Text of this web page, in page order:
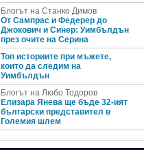
Блогът на Станко Димов
От Сампрас и Федерер до
Джокович и Синер: Уимбълдън
през очите на Серина
Топ историите при мъжете,
които да следим на
Уимбълдън
Блогът на Любо Тодоров
Елизара Янева ще бъде 32-ият
български представител в
Големия шлем